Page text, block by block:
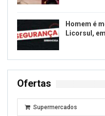
Homem é
Licorsul,
Ofertas
Supermercados